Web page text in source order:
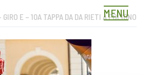
MENU
E – 10A TAPPA DA DA RIETI A FOLIGNO